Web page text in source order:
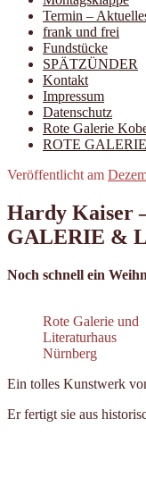
Termin –
frank und frei
Fundstücke
SPÄTZÜNDER
Kontakt
Impressum
Datenschutz
Rote Galerie
ROTE
Veröffentlicht am
Hardy Kaiser
GALERIE &
Noch schnell ein
Rote Galerie und
Literaturhaus
Nürnberg
Ein tolles Kunstwerk
Er fertigt sie aus